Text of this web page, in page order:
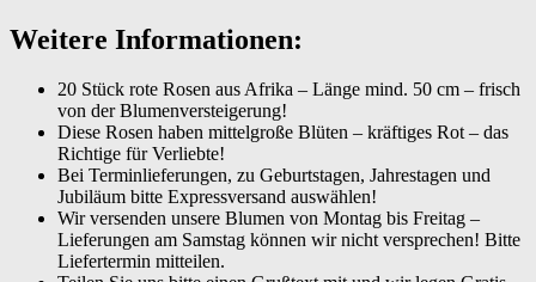
Weitere Informationen:
20 Stück rote Rosen aus Afrika – Länge mind. 50 cm – frisch
von der Blumenversteigerung!
Diese Rosen haben mittelgroße Blüten – kräftiges Rot – das
Richtige für Verliebte!
Bei Terminlieferungen, zu Geburtstagen, Jahrestagen und
Jubiläum bitte Expressversand auswählen!
Wir versenden unsere Blumen von Montag bis Freitag –
Lieferungen am Samstag können wir nicht versprechen! Bitte
Liefertermin mitteilen.